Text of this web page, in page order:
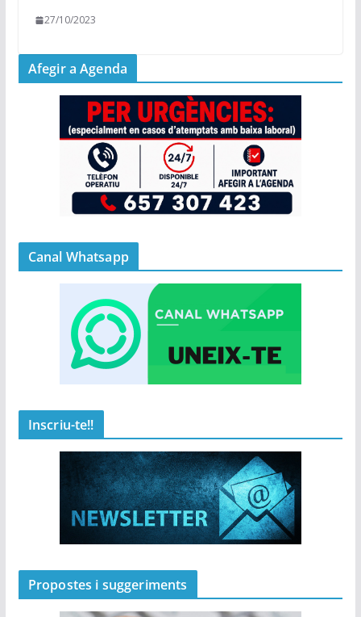
27/10/2023
Afegir a Agenda
Canal Whatsapp
Inscriu-te!!
Propostes i suggeriments